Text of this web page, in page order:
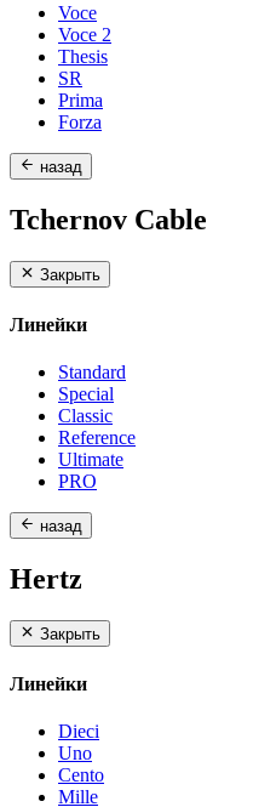
Voce
Voce 2
Thesis
SR
Prima
Forza
назад
Tchernov Cable
Закрыть
Линейки
Standard
Special
Classic
Reference
Ultimate
PRO
назад
Hertz
Закрыть
Линейки
Dieci
Uno
Cento
Mille